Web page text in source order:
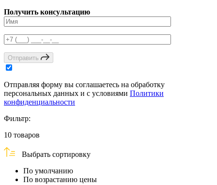
Получить консультацию
Отправить
Отправляя форму вы соглашаетесь на обработку
персональных данных и с условиями Политики
конфиденциальности
Фильтр:
10 товаров
Выбрать сортировку
По умолчанию
По возрастанию цены